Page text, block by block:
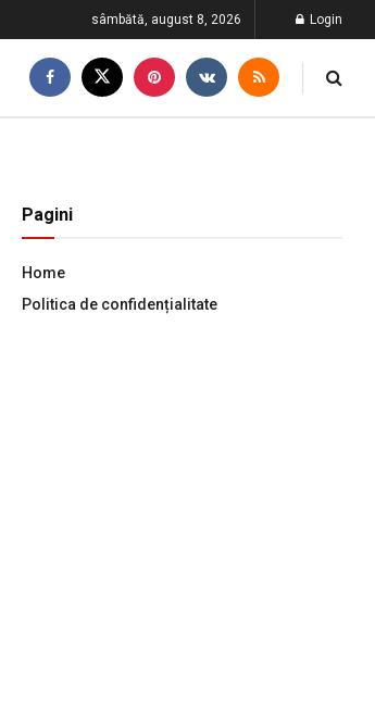
sâmbătă, august 8, 2026 Login
Pagini
Home
Politica de confidențialitate